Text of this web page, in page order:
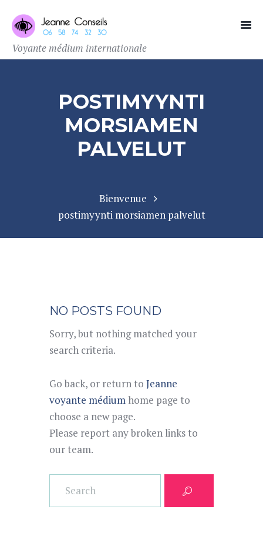
Voyante médium internationale
POSTIMYYNTI
MORSIAMEN
PALVELUT
Bienvenue
postimyynti morsiamen palvelut
NO POSTS FOUND
Sorry, but nothing matched your
search criteria.
Go back, or return to Jeanne
voyante médium home page to
choose a new page.
Please report any broken links to
our team.